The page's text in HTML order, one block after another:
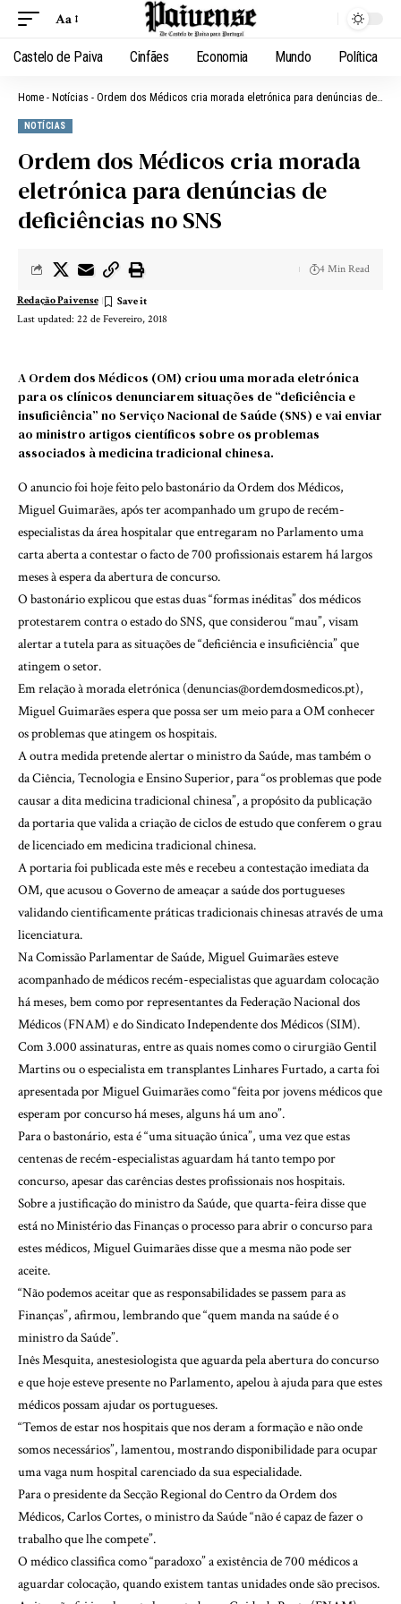
Aa
Castelo de Paiva Cinfães Economia Mundo Política
Home - Notícias - Ordem dos Médicos cria morada eletrónica para denúncias de deficiências no SNS
NOTÍCIAS
Ordem dos Médicos cria morada
eletrónica para denúncias de
deficiências no SNS
Last updated: 22 de Fevereiro, 2018
Redação Paivense
4 Min Read
A Ordem dos Médicos (OM) criou uma morada eletrónica
para os clínicos denunciarem situações de “deficiência e
insuficiência” no Serviço Nacional de Saúde (SNS) e vai enviar
ao ministro artigos científicos sobre os problemas
associados à medicina tradicional chinesa.
O anuncio foi hoje feito pelo bastonário da Ordem dos Médicos,
Miguel Guimarães, após ter acompanhado um grupo de recém-
especialistas da área hospitalar que entregaram no Parlamento uma
carta aberta a contestar o facto de 700 profissionais estarem há largos
meses à espera da abertura de concurso.
O bastonário explicou que estas duas “formas inéditas” dos médicos
protestarem contra o estado do SNS, que considerou “mau”, visam
alertar a tutela para as situações de “deficiência e insuficiência” que
atingem o setor.
Em relação à morada eletrónica (denuncias@ordemdosmedicos.pt),
Miguel Guimarães espera que possa ser um meio para a OM conhecer
os problemas que atingem os hospitais.
A outra medida pretende alertar o ministro da Saúde, mas também o
da Ciência, Tecnologia e Ensino Superior, para “os problemas que pode
causar a dita medicina tradicional chinesa”, a propósito da publicação
da portaria que valida a criação de ciclos de estudo que conferem o grau
de licenciado em medicina tradicional chinesa.
A portaria foi publicada este mês e recebeu a contestação imediata da
OM, que acusou o Governo de ameaçar a saúde dos portugueses
validando cientificamente práticas tradicionais chinesas através de uma
licenciatura.
Na Comissão Parlamentar de Saúde, Miguel Guimarães esteve
acompanhado de médicos recém-especialistas que aguardam colocação
há meses, bem como por representantes da Federação Nacional dos
Médicos (FNAM) e do Sindicato Independente dos Médicos (SIM).
Com 3.000 assinaturas, entre as quais nomes como o cirurgião Gentil
Martins ou o especialista em transplantes Linhares Furtado, a carta foi
apresentada por Miguel Guimarães como “feita por jovens médicos que
esperam por concurso há meses, alguns há um ano”.
Para o bastonário, esta é “uma situação única”, uma vez que estas
centenas de recém-especialistas aguardam há tanto tempo por
concurso, apesar das carências destes profissionais nos hospitais.
Sobre a justificação do ministro da Saúde, que quarta-feira disse que
está no Ministério das Finanças o processo para abrir o concurso para
estes médicos, Miguel Guimarães disse que a mesma não pode ser
aceite.
“Não podemos aceitar que as responsabilidades se passem para as
Finanças”, afirmou, lembrando que “quem manda na saúde é o
ministro da Saúde”.
Inês Mesquita, anestesiologista que aguarda pela abertura do concurso
e que hoje esteve presente no Parlamento, apelou à ajuda para que estes
médicos possam ajudar os portugueses.
“Temos de estar nos hospitais que nos deram a formação e não onde
somos necessários”, lamentou, mostrando disponibilidade para ocupar
uma vaga num hospital carenciado da sua especialidade.
Para o presidente da Secção Regional do Centro da Ordem dos
Médicos, Carlos Cortes, o ministro da Saúde “não é capaz de fazer o
trabalho que lhe compete”.
O médico classifica como “paradoxo” a existência de 700 médicos a
aguardar colocação, quando existem tantas unidades onde são precisos.